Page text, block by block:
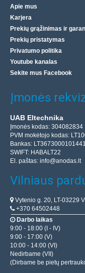
Apie mus
Karjera
Prekių grąžinimas ir
Prekių pristatymas
Privatumo politika
Youtube kanalas
Sekite mus Facebook
Įmonės
UAB Eltechnika
Įmonės kodas: 304082834
PVM mokėtojo kodas:
Bankas:
SWIFT: HABALT22
El. paštas: info@anodas.lt
Vilniaus
Vytenio g. 20, LT-03229
+370 64502448
Darbo laikas
9:00 - 18:00 (I - IV)
9:00 - 17:00 (V)
10:00 - 14:00 (VI)
Nedirbame (VII)
(Dirbame be pietų